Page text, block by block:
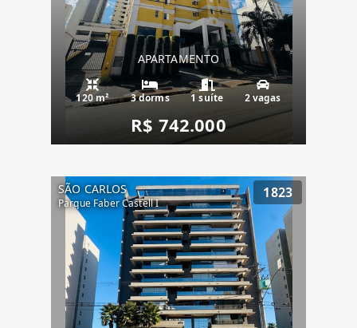
APARTAMENTO
120 m² 3 dorms 1 suíte 2 vagas
R$ 742.000
SÃO CARLOS
Parque Faber Castell I
1823